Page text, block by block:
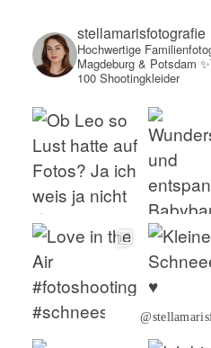
stellamarisfotografie
Hochwertige
Magdeburg & Potsdam
100 Shootingkleider